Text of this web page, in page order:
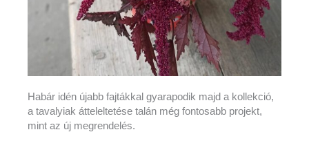
Habár idén újabb fajtákkal gyarapodik majd a kollekció,
a tavalyiak átteleltetése talán még fontosabb projekt,
mint az új megrendelés.